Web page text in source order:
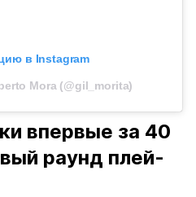
в Instagram
Mora (@gil_morita)
впервые за 40
раунд плей-